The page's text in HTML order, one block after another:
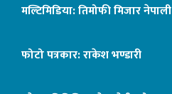
मल्टिमिडिया: तिमोफी मिजार नेपाली
फोटो पत्रकार: राकेश भण्डारी